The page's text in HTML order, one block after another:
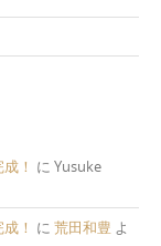
！ に Yusuke
！ に 荒田和豊 よ